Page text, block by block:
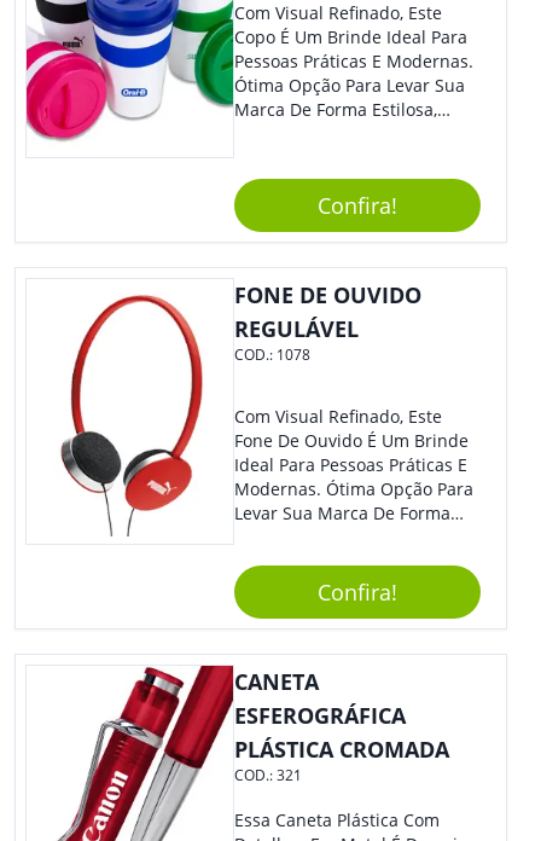
Com Visual Refinado, Este
Copo É Um Brinde Ideal Para
Pessoas Práticas E Modernas.
Ótima Opção Para Levar Sua
Marca De Forma Estilosa,
Reuniões Corporativas Ou Até
Mesmo Para Presentear
Colaboradores.
Confira!
FONE DE OUVIDO
REGULÁVEL
COD.: 1078
Com Visual Refinado, Este
Fone De Ouvido É Um Brinde
Ideal Para Pessoas Práticas E
Modernas. Ótima Opção Para
Levar Sua Marca De Forma
Sua Empresa Em Eventos,
Reuniões Corporativas Ou Até
Mesmo Para Presentear
Colaboradores E Parceiros De
Sua Empresa.
Confira!
CANETA
ESFEROGRÁFICA
PLÁSTICA CROMADA
COD.:321
Essa Caneta Plástica Com